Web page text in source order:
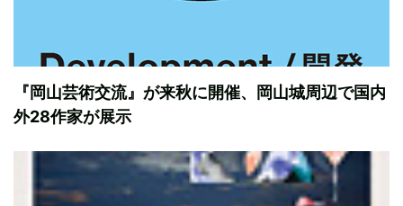
『岡山芸術交流』が来秋に開催、岡山城周辺で国内
外28作家が展示